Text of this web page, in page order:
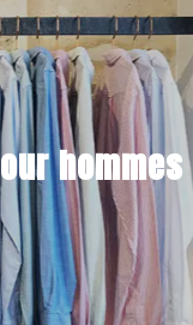
hommes